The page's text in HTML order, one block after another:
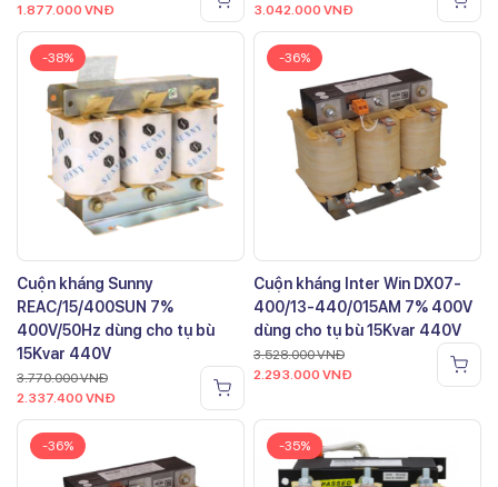
1.877.000 VNĐ
3.042.000 VNĐ
-38%
Cuộn kháng Sunny
REAC/15/400SUN 7%
400V/50Hz dùng cho tụ bù
15Kvar 440V
3.770.000VNĐ
2.337.400 VNĐ
-36%
Cuộn kháng Inter Win DX07-
400/13-440/015AM 7% 400V
dùng cho tụ bù 15Kvar 440V
3.528.000VNĐ
2.293.000 VNĐ
-36% -35%